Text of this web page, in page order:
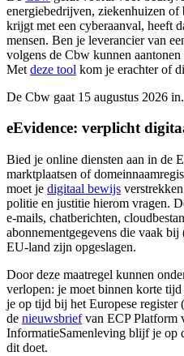
energiebedrijven, ziekenhuizen
krijgt met een cyberaanval, heeft
mensen. Ben je leverancier van
volgens de Cbw kunnen
Met deze tool kom je erachter of
De Cbw gaat 15 augustus 2026 in.
eEvidence: verplicht
Bied je online diensten aan in de
marktplaatsen of
moet je digitaal bewijs
politie en justitie hierom vragen.
e‑mails, chatberichten,
abonnementgegevens die vaak
EU‑land zijn opgeslagen.
Door deze maatregel kunnen
verlopen: je moet binnen korte
je op tijd bij het Europese
de nieuwsbriefvan ECP Platform
InformatieSamenleving blijf je op
dit doet.